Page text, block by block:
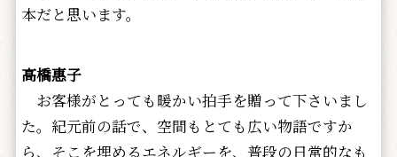
本だと思います。
高橋惠子
お客様がとっても暖かい拍手を贈って下さいまし
た。紀元前の話で、空間もとても広い物語ですか
ら、そこを埋めるエネルギーを、普段の日常的なも